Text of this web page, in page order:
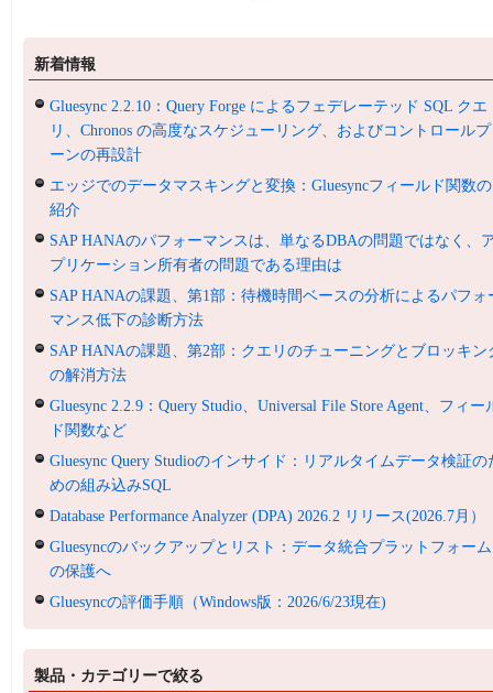
新着情報
Gluesync 2.2.10：Query Forge によるフェデレーテッド SQL クエ
リ、Chronos の高度なスケジューリング、およびコントロール
ーンの再設計
エッジでのデータマスキングと変換：Gluesyncフィールド関数の
紹介
SAP HANAのパフォーマンスは、単なるDBAの問題ではなく、
プリケーション所有者の問題である理由は
SAP HANAの課題、第1部：待機時間ベースの分析によるパフォ
マンス低下の診断方法
SAP HANAの課題、第2部：クエリのチューニングとブロッキン
の解消方法
Gluesync 2.2.9：Query Studio、Universal File Store Agent、フィー
ド関数など
Gluesync Query Studioのインサイド：リアルタイムデータ検証の
めの組み込みSQL
Database Performance Analyzer (DPA) 2026.2 リリース(2026.7月）
Gluesyncのバックアップとリスト：データ統合プラットフォーム
の保護へ
Gluesyncの評価手順（Windows版：2026/6/23現在)
製品・カテゴリーで絞る